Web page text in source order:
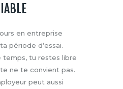
en entreprise
période d’essai.
temps, tu restes libre
ne te convient pas.
peut aussi